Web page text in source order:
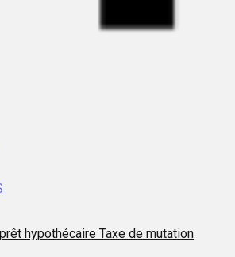
hypothécaire Taxe de mutation